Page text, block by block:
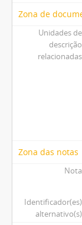
Zona de
Unidades de
descrição
relacionadas
Zona das notas
Nota
Identificador(es)
alternativo(s)